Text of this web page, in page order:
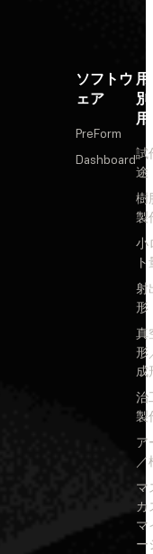
ソフトウ
ェア
PreForm
Dashboard試
途
樹
製
小
射
形
真
形
成
治
製
ア
／
マ
カ
マ
ー